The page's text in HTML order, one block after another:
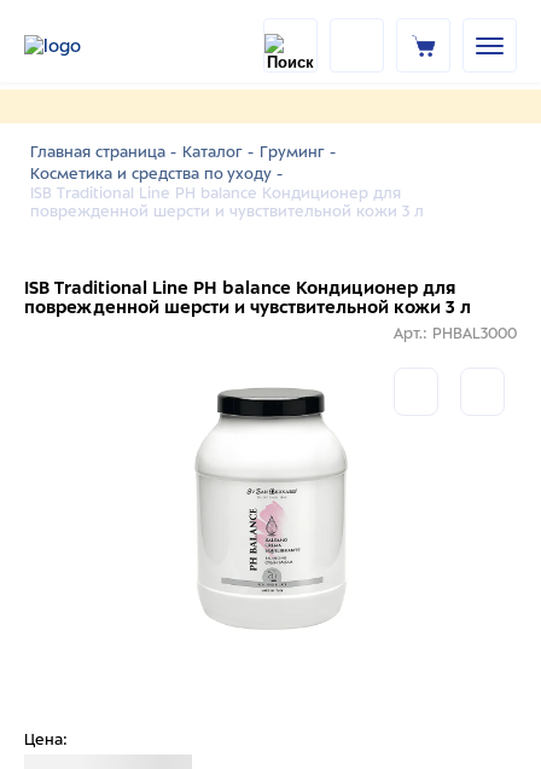
Главная страница - Каталог - Груминг -
Косметика и средства по уходу -
ISB Traditional Line РН balance Кондиционер для
поврежденной шерсти и чувствительной кожи 3 л
ISB Traditional Line РН balance Кондиционер для
поврежденной шерсти и чувствительной кожи 3 л
Арт.: PHBAL3000
Цена: